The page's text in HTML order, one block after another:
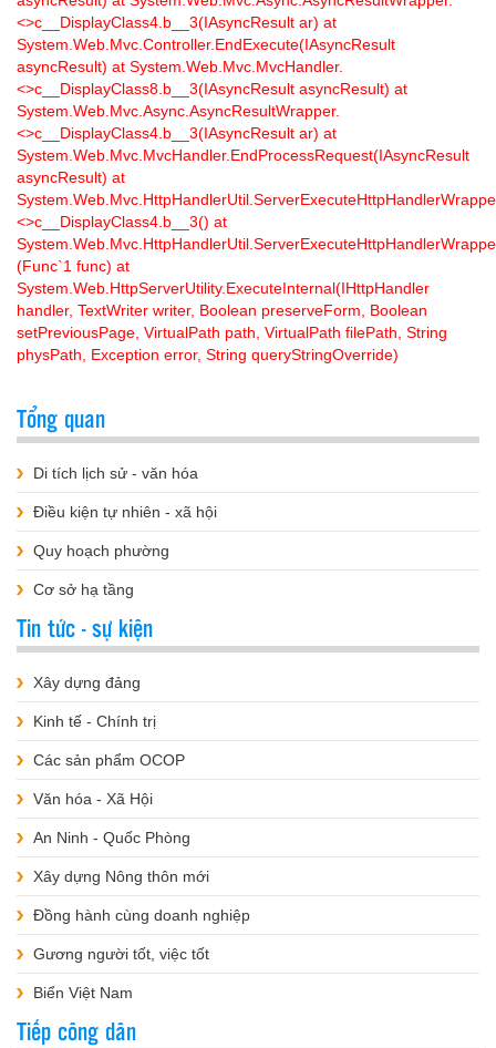
<>c__DisplayClass4. b__3(IAsyncResult ar) at
System.Web.Mvc.Controller.EndExecute(IAsyncResult
asyncResult) at System.Web.Mvc.MvcHandler.
<>c__DisplayClass8. b__3(IAsyncResult asyncResult) at
System.Web.Mvc.Async.AsyncResultWrapper.
<>c__DisplayClass4. b__3(IAsyncResult ar) at
System.Web.Mvc.MvcHandler.EndProcessRequest(IAsyncResult
asyncResult) at
<>c__DisplayClass4. b__3() at
(Func`1 func) at
System.Web.HttpServerUtility.ExecuteInternal(IHttpHandler
handler, TextWriter writer, Boolean preserveForm, Boolean
setPreviousPage, VirtualPath path, VirtualPath filePath, String
physPath, Exception error, String queryStringOverride)
Tổng quan
Di tích lịch sử - văn hóa
Điều kiện tự nhiên - xã hội
Quy hoạch phường
Cơ sở hạ tầng
Tin tức - sự kiện
Xây dựng đảng
Kinh tế - Chính trị
Các sản phẩm OCOP
Văn hóa - Xã Hội
An Ninh - Quốc Phòng
Xây dựng Nông thôn mới
Đồng hành cùng doanh nghiệp
Gương người tốt, việc tốt
Biển Việt Nam
Tiếp công dân